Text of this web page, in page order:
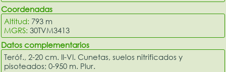
Coordenadas
Altitud: 793 m
MGRS:30TVM3413
Datos complementarios
Teróf., 2-20 cm. II-VI. Cunetas, suelos nitrificados y
pisoteados; 0-950 m. Plur.